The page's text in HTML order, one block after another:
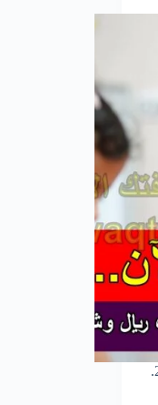
اكتشف وظائف مدارس دار الرواد النموذجية 2025.